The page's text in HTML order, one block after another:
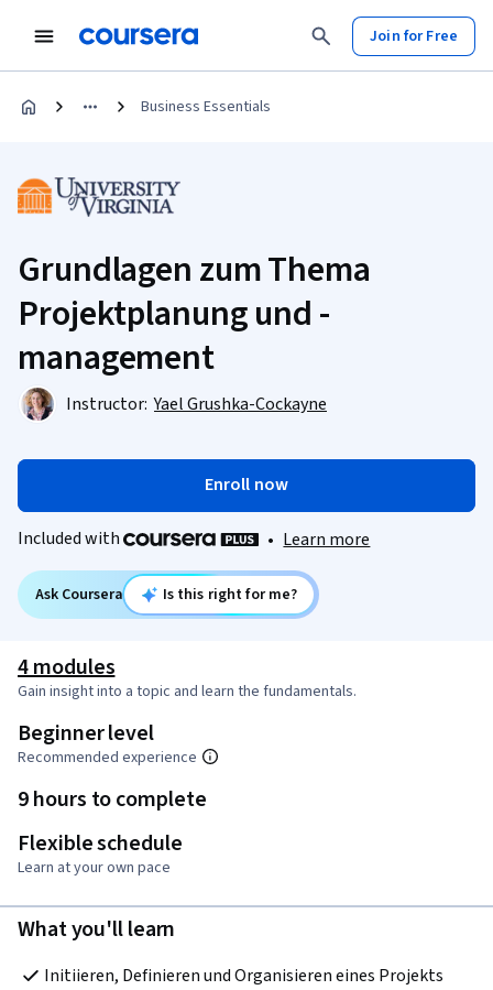
Join for Free
Business Essentials
Grundlagen zum Thema
Projektplanung und -
management
Instructor: Yael Grushka-Cockayne
Enroll now
Included with • Learn more
Ask Coursera Is this right for me?
4 modules
Gain insight into a topic and learn the fundamentals.
Beginner level
Recommended experience
9 hours to complete
Flexible schedule
Learn at your own pace
What you'll learn
Initiieren, Definieren und Organisieren eines Projekts